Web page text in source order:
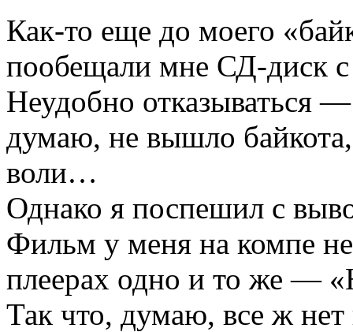
Как-то еще до моего
пообещали мне СД-диск
Неудобно отказываться
думаю, не вышло
воли…
Однако я поспешил с
Фильм у меня на компе
плеерах одно и то же —
Так что, думаю, все ж